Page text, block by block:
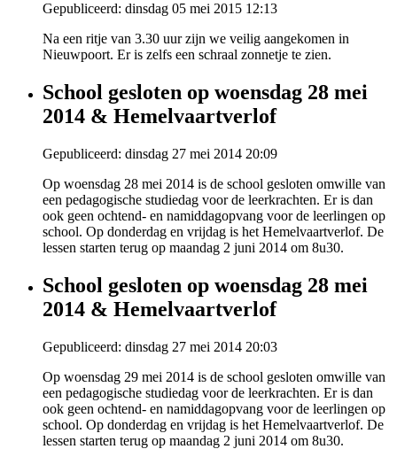
Gepubliceerd: dinsdag 05 mei 2015 12:13
Na een ritje van 3.30 uur zijn we veilig aangekomen in
Nieuwpoort. Er is zelfs een schraal zonnetje te zien.
School gesloten op woensdag 28 mei
2014 & Hemelvaartverlof
Gepubliceerd: dinsdag 27 mei 2014 20:09
Op woensdag 28 mei 2014 is de school gesloten omwille van
een pedagogische studiedag voor de leerkrachten. Er is dan
ook geen ochtend- en namiddagopvang voor de leerlingen op
school. Op donderdag en vrijdag is het Hemelvaartverlof. De
lessen starten terug op maandag 2 juni 2014 om 8u30.
School gesloten op woensdag 28 mei
2014 & Hemelvaartverlof
Gepubliceerd: dinsdag 27 mei 2014 20:03
Op woensdag 29 mei 2014 is de school gesloten omwille van
een pedagogische studiedag voor de leerkrachten. Er is dan
ook geen ochtend- en namiddagopvang voor de leerlingen op
school. Op donderdag en vrijdag is het Hemelvaartverlof. De
lessen starten terug op maandag 2 juni 2014 om 8u30.